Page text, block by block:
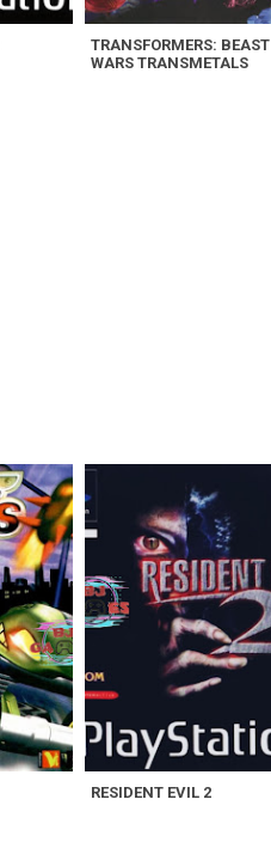
TRANSFORMERS: BEAST
WARS TRANSMETALS
RESIDENT EVIL 2